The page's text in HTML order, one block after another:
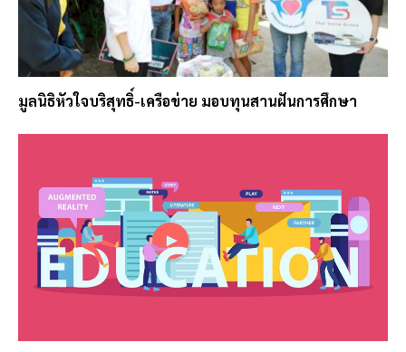
มูลนิธิหัวใจบริสุทธิ์-เครือข่าย มอบทุนสานฝันการศึกษา